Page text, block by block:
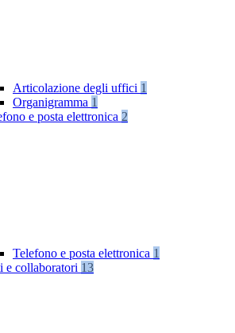
Articolazione degli uffici 1
Organigramma 1
e posta elettronica 2
Telefono e posta elettronica 1
e collaboratori 13